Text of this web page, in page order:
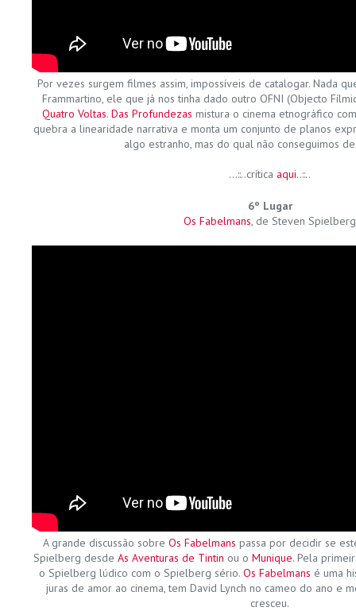
Por vezes surgem filmes assim, impossíveis de catalogar. Nada
Frammartino, ele que já nos tinha dado outro OFNI (Objecto
Quatro Voltas. Das Profundezas mistura o cinema etnográfico
quebra a linearidade narrativa e monta um conjunto de planos
algo estranho, mas do qual não conseguimos
…::..crítica aqui..::..
6º Lugar
Os Fabelmans, de Steven Spielberg
A grande discussão sobreOs Fabelmans passa por decidir se
Spielberg desdeAs Aventuras de Tintin ou oMunique. Pela
o Spielberg lúdico com o Spielberg sério.Os Fabelmans é uma
juras de amor ao cinema, tem David Lynch no cameo do ano e
cresceu.